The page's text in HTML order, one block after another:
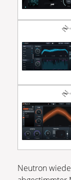
Neutron